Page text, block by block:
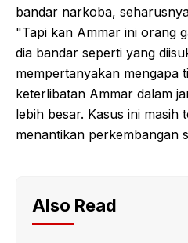
bandar narkoba,
"Tapi kan Ammar ini orang
dia bandar seperti yang
mempertanyakan mengapa
keterlibatan Ammar dalam
lebih besar. Kasus ini
menantikan perkembangan
Also Read